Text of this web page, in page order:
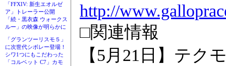
「FFXIV: 新生エオルゼ
ア」トレーラー公開
「続・黒衣森 ウォークス
ルー」の映像が明らかに
「グランツーリスモ５」
に次世代シボレー登場！
シワ1つにもこだわった
「コルベット C7」カモ
http://
□関連情報
【5月21日】テク